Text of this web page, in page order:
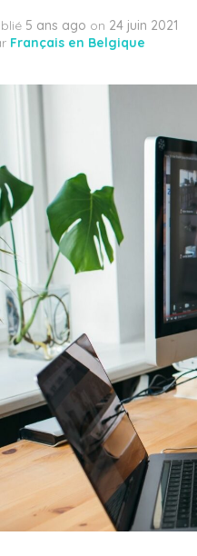
5 ans ago on 24 juin 2021
Français en Belgique